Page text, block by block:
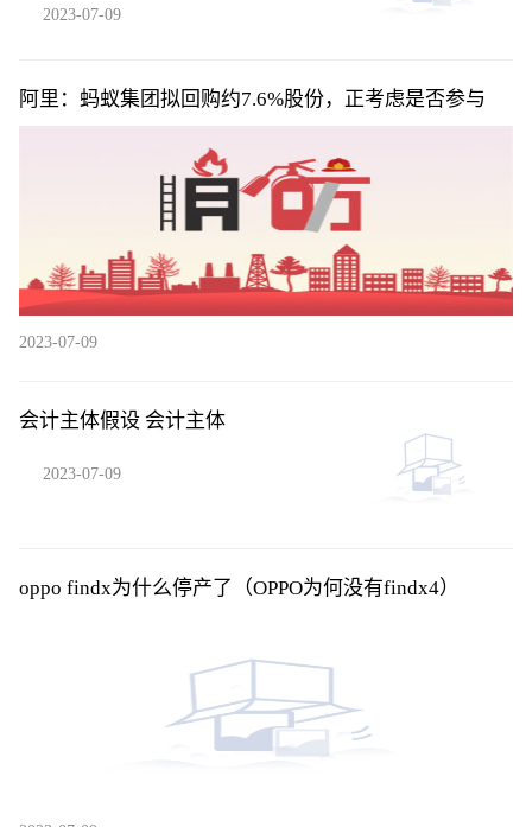
2023-07-09
阿里：蚂蚁集团拟回购约7.6%股份，正考虑是否参与
2023-07-09
会计主体假设 会计主体
2023-07-09
oppo findx为什么停产了（OPPO为何没有findx4）